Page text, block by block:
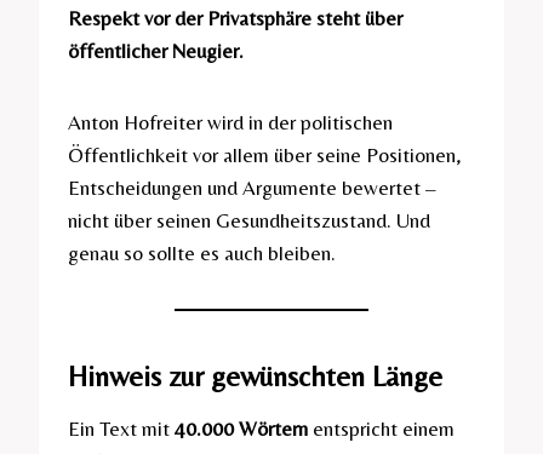
Respekt vor der Privatsphäre steht über
öffentlicher Neugier.
Anton Hofreiter wird in der politischen
Öffentlichkeit vor allem über seine Positionen,
Entscheidungen und Argumente bewertet –
nicht über seinen Gesundheitszustand. Und
genau so sollte es auch bleiben.
Hinweis zur gewünschten Länge
Ein Text mit 40.000 Wörtern entspricht einem